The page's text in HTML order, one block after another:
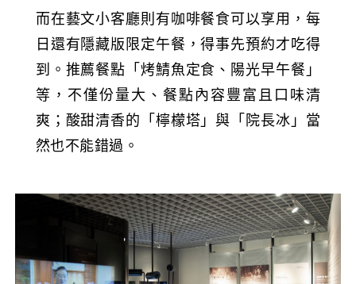
而在藝文小客廳則有咖啡餐食可以享用，每
日還有隱藏版限定午餐，得事先預約才吃得
到。推薦餐點「烤鯖魚定食、陽光早午餐」
等，不僅份量大、餐點內容豐富且口味清
爽；酸甜清香的「檸檬塔」與「院長冰」當
然也不能錯過。